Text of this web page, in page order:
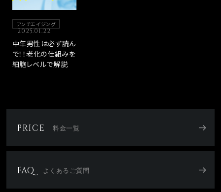
アンチエイジング
2025.01.22
中年男性は必ず読ん
で！！老化の仕組みを
細胞レベルで解説
PRICE 料金一覧
FAQ よくあるご質問